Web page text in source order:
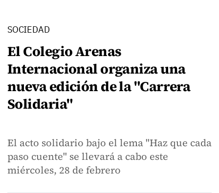
SOCIEDAD
El Colegio Arenas
Internacional organiza una
nueva edición de la "Carrera
Solidaria"
El acto solidario bajo el lema "Haz que cada
paso cuente" se llevará a cabo este
miércoles, 28 de febrero